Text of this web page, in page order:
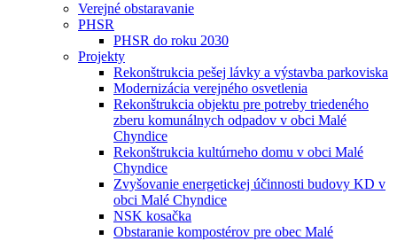
Verejné obstaravanie
PHSR
PHSR do roku 2030
Projekty
Rekonštrukcia pešej lávky a výstavba parkoviska
Modernizácia verejného osvetlenia
Rekonštrukcia objektu pre potreby triedeného
zberu komunálnych odpadov v obci Malé
Chyndice
Rekonštrukcia kultúrneho domu v obci Malé
Chyndice
Zvyšovanie energetickej účinnosti budovy KD v
obci Malé Chyndice
NSK kosačka
Obstaranie kompostérov pre obec Malé